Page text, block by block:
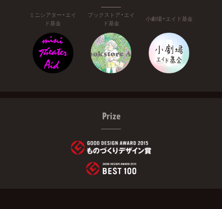
ミニシアター・エイ
ド基金
ブックストア・エイ
ド基金
小劇場・エイド基金
Prize